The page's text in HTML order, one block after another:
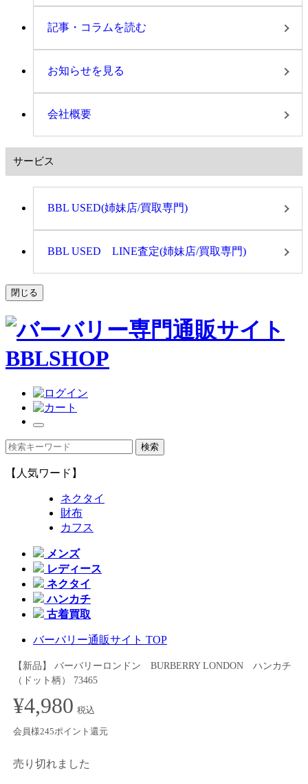
記事・コラムを読む
お知らせを見る
会社概要
サービス
BBL USED(姉妹店/買取専門)
BBL USED LINE査定(姉妹店/買取専門)
閉じる
【人気ワード】
ネクタイ
財布
カフス
メンズ
レディース
ネクタイ
ハンカチ
古着買取
バーバリー通販サイト TOP
【新品】 バーバリーロンドン BURBERRY LONDON ハンカチ
（ドット柄） 73465
¥4,980 税込
会員様245ポイント還元
売り切れました